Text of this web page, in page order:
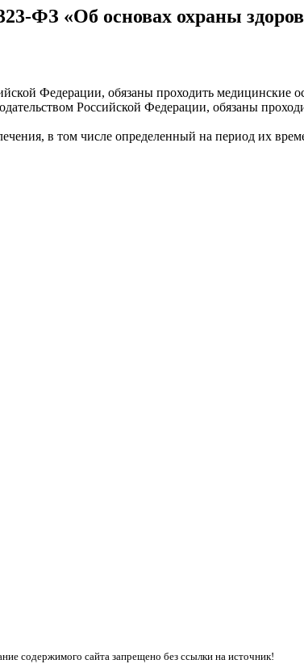
ФЗ «Об основах охраны
Федерации, обязаны проходить
Российской Федерации, обязаны
в том числе определенный на период их
содержимого сайта запрещено без ссылки на источник!